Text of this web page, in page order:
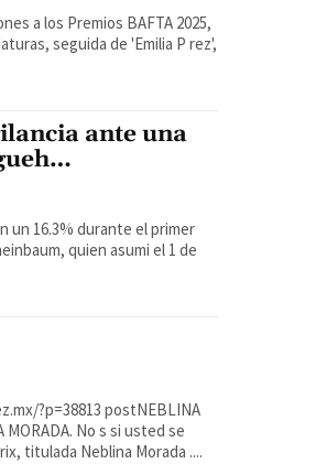
a los Premios BAFTA 2025,
seguida de 'Emilia P rez',
ante una
un 16.3% durante el primer
quien asumi el 1 de
?p=38813 postNEBLINA
MORADA. No s si usted se
titulada Neblina Morada ....